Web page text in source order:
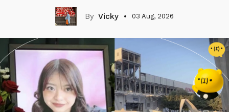
Vicky 03 Aug, 2026